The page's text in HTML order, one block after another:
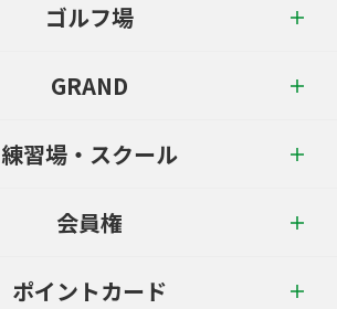
ゴルフ場
GRAND
練習場・スクール
会員権
ポイントカード